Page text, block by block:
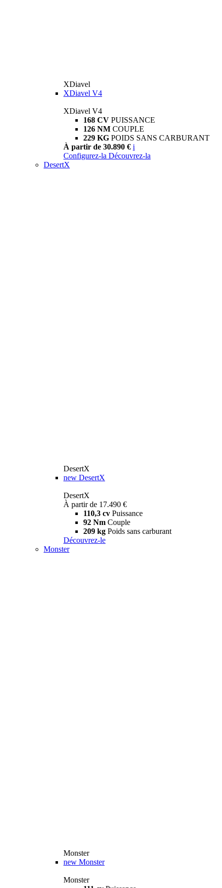
XDiavel
XDiavel V4
XDiavel V4
168 CV PUISSANCE
126 NM COUPLE
229 KG POIDS SANS CARBURANT
À partir de 30.890 € i
Configurez-la Découvrez-la
DesertX
DesertX
new DesertX
DesertX
À partir de 17.490 €
110,3 cv Puissance
92 Nm Couple
209 kg Poids sans carburant
Découvrez-le
Monster
Monster
new Monster
Monster